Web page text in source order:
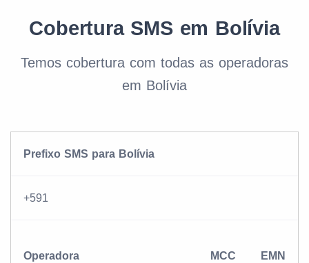
Cobertura SMS em Bolívia
Temos cobertura com todas as operadoras
em Bolívia
Prefixo SMS para Bolívia
+591
Operadora MCC EMN